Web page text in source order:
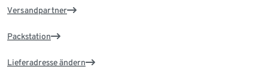
Versandpartner
Packstation
Lieferadresse ändern